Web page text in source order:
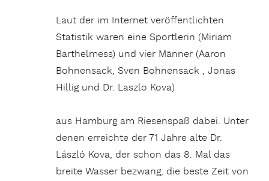
Laut der im Internet veröffentlichten
Statistik waren eine Sportlerin (Miriam
Barthelmess) und vier Männer (Aaron
Bohnensack, Sven Bohnensack , Jonas
Hillig und Dr. Laszlo Kova)
aus Hamburg am Riesenspaß dabei. Unter
denen erreichte der 71 Jahre alte Dr.
László Kova, der schon das 8. Mal das
breite Wasser bezwang, die beste Zeit von